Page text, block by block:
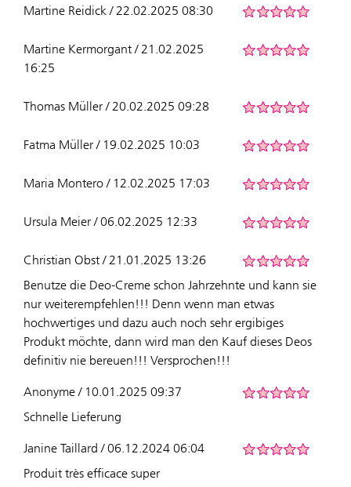
Martine Reidick / 22.02.2025 08:30
Martine Kermorgant / 21.02.2025
16:25
Thomas Müller / 20.02.2025 09:28
Fatma Müller / 19.02.2025 10:03
Maria Montero / 12.02.2025 17:03
Ursula Meier / 06.02.2025 12:33
Christian Obst / 21.01.2025 13:26
Benutze die Deo-Creme schon Jahrzehnte und kann sie
nur weiterempfehlen!!! Denn wenn man etwas
hochwertiges und dazu auch noch sehr ergibiges
Produkt möchte, dann wird man den Kauf dieses Deos
definitiv nie bereuen!!! Versprochen!!!
Anonyme / 10.01.2025 09:37
Schnelle Lieferung
Janine Taillard / 06.12.2024 06:04
Produit très efficace super